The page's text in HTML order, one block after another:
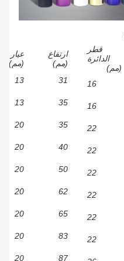
قطر
الدائرة
(مم)
ارتفاع
(مم)
عيار
(مم)
16
31
13
16
35
13
22
35
20
22
40
20
22
50
20
22
62
20
22
65
20
22
83
20
87
20